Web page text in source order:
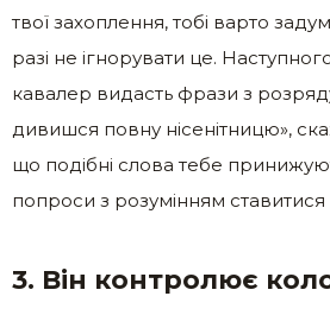
твої захоплення, тобі варто
разі не ігнорувати це.
кавалер видасть фрази з
дивишся повну нісенітницю»,
що подібні слова тебе
попроси з розумінням ставитися
3. Він контролює